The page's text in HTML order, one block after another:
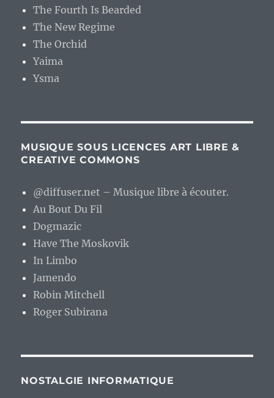
The Fourth Is Bearded
The New Regime
The Orchid
Yaima
Ysma
MUSIQUE SOUS LICENCES ART LIBRE &
CREATIVE COMMONS
@diffuser.net – Musique libre à écouter.
Au Bout Du Fil
Dogmazic
Have The Moskovik
In Limbo
Jamendo
Robin Mitchell
Roger Subirana
NOSTALGIE INFORMATIQUE